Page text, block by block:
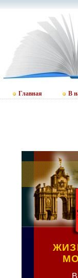
Главная В